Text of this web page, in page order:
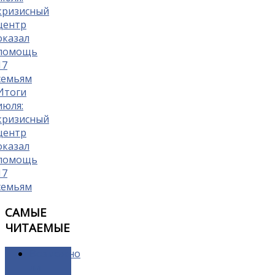
САМЫЕ
ЧИТАЕМЫЕ
Возможно